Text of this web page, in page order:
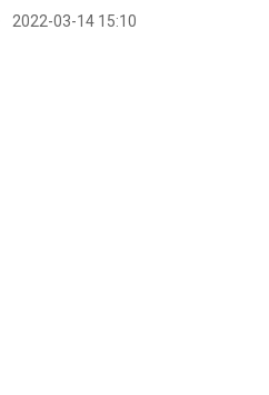
2022-03-14 15:10